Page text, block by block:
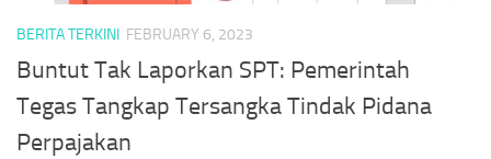
BERITA TERKINI FEBRUARY 6, 2023
Buntut Tak Laporkan SPT: Pemerintah
Tegas Tangkap Tersangka Tindak Pidana
Perpajakan